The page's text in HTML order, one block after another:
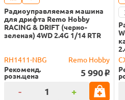
Радиоуправляемая машина
для дрифта Remo Hobby
RACING & DRIFT (черно-
зеленая) 4WD 2.4G 1/14 RTR
RH1411-NBG
Remo Hobby
Рекоменд.
розн.цена 5 990 o
- +